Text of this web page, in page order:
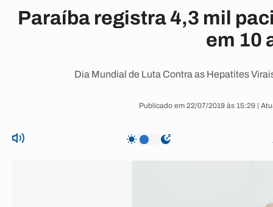
Paraíba registra 4,3 mil
em 10
Dia Mundial de Luta Contra as Hepatites
Publicado em 22/07/2019 às 15:29 |